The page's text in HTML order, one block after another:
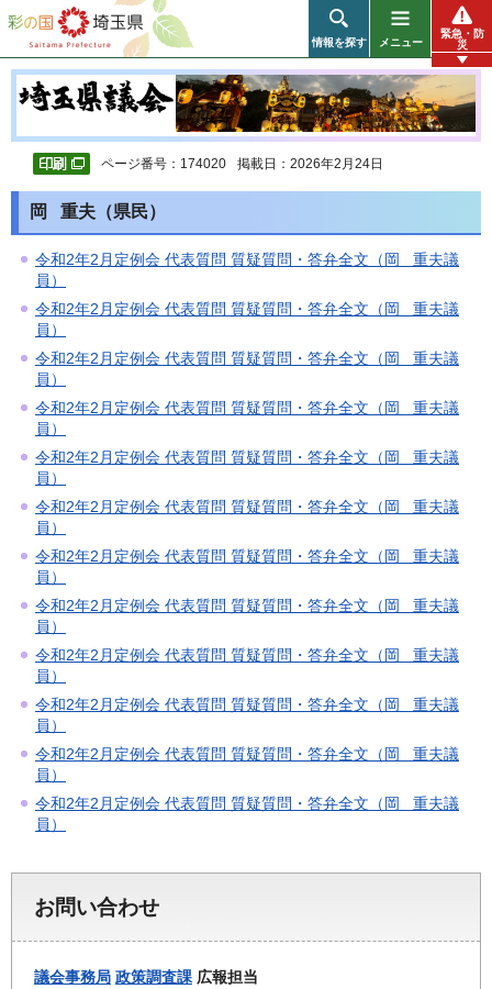
彩の国 埼玉県
情報を探す メニュー
緊急・防
災
ページ番号：174020 掲載日：2026年2月24日
岡 重夫（県民）
令和2年2月定例会 代表質問 質疑質問・答弁全文（岡 重夫議
員）
令和2年2月定例会 代表質問 質疑質問・答弁全文（岡 重夫議
員）
令和2年2月定例会 代表質問 質疑質問・答弁全文（岡 重夫議
員）
令和2年2月定例会 代表質問 質疑質問・答弁全文（岡 重夫議
員）
令和2年2月定例会 代表質問 質疑質問・答弁全文（岡 重夫議
員）
令和2年2月定例会 代表質問 質疑質問・答弁全文（岡 重夫議
員）
令和2年2月定例会 代表質問 質疑質問・答弁全文（岡 重夫議
員）
令和2年2月定例会 代表質問 質疑質問・答弁全文（岡 重夫議
員）
令和2年2月定例会 代表質問 質疑質問・答弁全文（岡 重夫議
員）
令和2年2月定例会 代表質問 質疑質問・答弁全文（岡 重夫議
員）
令和2年2月定例会 代表質問 質疑質問・答弁全文（岡 重夫議
員）
令和2年2月定例会 代表質問 質疑質問・答弁全文（岡 重夫議
員）
お問い合わせ
議会事務局 政策調査課 広報担当